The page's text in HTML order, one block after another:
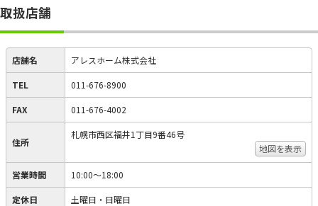
取扱店舗
店舗名 アレスホーム株式会社
TEL 011-676-8900
FAX 011-676-4002
住所
札幌市西区福井1丁目9番46号
地図を表示
営業時間 10:00～18:00
定休日 土曜日・日曜日